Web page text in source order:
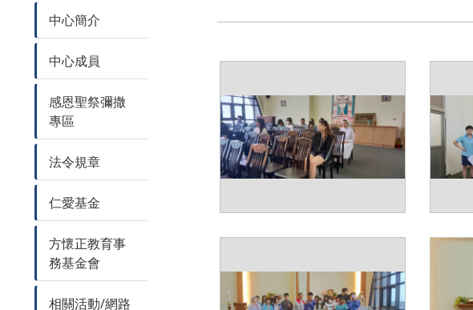
中心簡介
中心成員
感恩聖祭彌撒
專區
法令規章
仁愛基金
方懷正教育事
務基金會
相關活動/網路